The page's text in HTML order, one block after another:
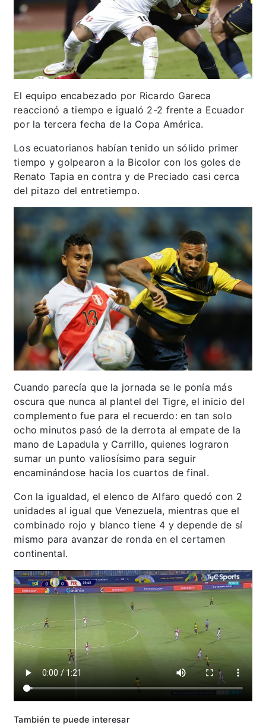
El equipo encabezado por Ricardo Gareca
reaccionó a tiempo e igualó 2-2 frente a Ecuador
por la tercera fecha de la Copa América.
Los ecuatorianos habían tenido un sólido primer
tiempo y golpearon a la Bicolor con los goles de
Renato Tapia en contra y de Preciado casi cerca
del pitazo del entretiempo.
Cuando parecía que la jornada se le ponía más
oscura que nunca al plantel del Tigre, el inicio del
complemento fue para el recuerdo: en tan solo
ocho minutos pasó de la derrota al empate de la
mano de Lapadula y Carrillo, quienes lograron
sumar un punto valiosísimo para seguir
encaminándose hacia los cuartos de final.
Con la igualdad, el elenco de Alfaro quedó con 2
unidades al igual que Venezuela, mientras que el
combinado rojo y blanco tiene 4 y depende de sí
mismo para avanzar de ronda en el certamen
continental.
También te puede interesar